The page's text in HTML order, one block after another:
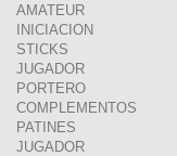
AMATEUR
INICIACION
STICKS
JUGADOR
PORTERO
COMPLEMENTOS
PATINES
JUGADOR